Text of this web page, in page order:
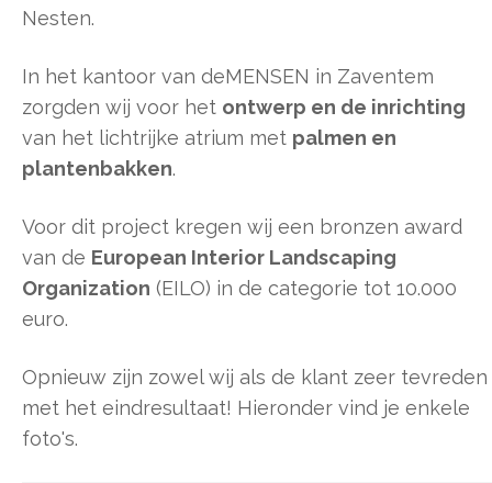
Nesten.
In het kantoor van deMENSEN in Zaventem
zorgden wij voor het ontwerp en de inrichting
van het lichtrijke atrium met palmen en
plantenbakken.
Voor dit project kregen wij een bronzen award
van de European Interior Landscaping
Organization (EILO) in de categorie tot 10.000
euro.
Opnieuw zijn zowel wij als de klant zeer tevreden
met het eindresultaat! Hieronder vind je enkele
foto's.